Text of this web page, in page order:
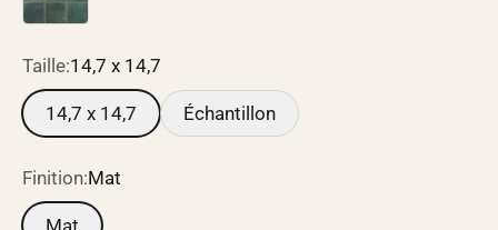
Taille:14,7 x 14,7
14,7 x 14,7 Échantillon
Finition:Mat
Mat